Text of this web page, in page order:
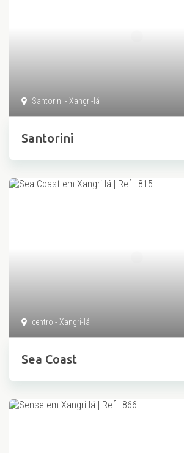
Santorini - Xangri-lá
Santorini
centro - Xangri-lá
Sea Coast